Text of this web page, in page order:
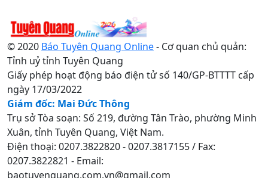
© 2020 Báo Tuyên Quang Online- Cơ quan chủ quản:
Tỉnh uỷ tỉnh Tuyên Quang
Giấy phép hoạt động báo điện tử số 140/GP-BTTTT cấp
ngày 17/03/2022
Giám đốc: Mai Đức Thông
Trụ sở Tòa soạn: Số 219, đường Tân Trào, phường Minh
Xuân, tỉnh Tuyên Quang, Việt Nam.
Điện thoại: 0207.3822820 - 0207.3817155 / Fax:
0207.3822821 - Email:
baotuyenquang.com.vn@gmail.com